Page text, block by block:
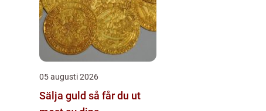
05 augusti 2026
Sälja guld så får du ut